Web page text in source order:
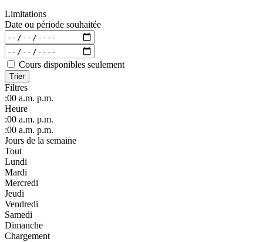
Limitations
Date ou période souhaitée
Cours disponibles seulement
Trier
Filtres
:00 a.m. p.m.
Heure
:00 a.m. p.m.
:00 a.m. p.m.
Jours de la semaine
Tout
Lundi
Mardi
Mercredi
Jeudi
Vendredi
Samedi
Dimanche
Chargement